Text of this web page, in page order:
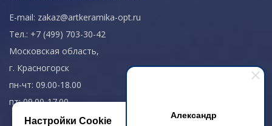
Александр
E-mail: zakaz@artkeramika-opt.ru
Тел.: +7 (499) 703-30-42
Московская область,
г. Красногорск
пн-чт: 09.00-18.00
пт: 09.00-17.00
Настройки Cookie